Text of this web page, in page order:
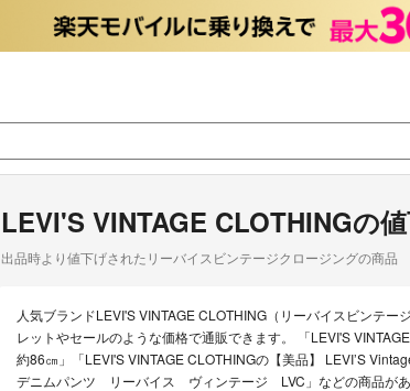
LEVI'S VINTAGE CLOTHINGの
出品時より値下げされたリーバイスビンテージクロージングの商品
人気ブランドLEVI'S VINTAGE CLOTHING（リーバイスビンテ
レットやセールのような価格で通販できます。 「LEVI'S
約86㎝」「LEVI'S VINTAGE CLOTHINGの【美品】 LEVI’S
デニムパンツ リーバイス ヴィンテージ LVC」などの商品があ